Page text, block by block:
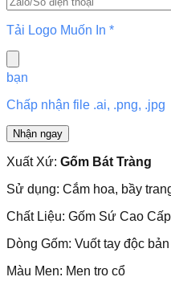
Tải Logo Muốn In *
bạn
Chấp nhận file .ai, .png, .jpg
Xuất Xứ: Gốm Bát Tràng
Sử dụng: Cắm hoa, bầy
Chất Liệu: Gốm Sứ Cao Cấp
Dòng Gốm: Vuốt tay độc bản
Màu Men: Men tro cổ